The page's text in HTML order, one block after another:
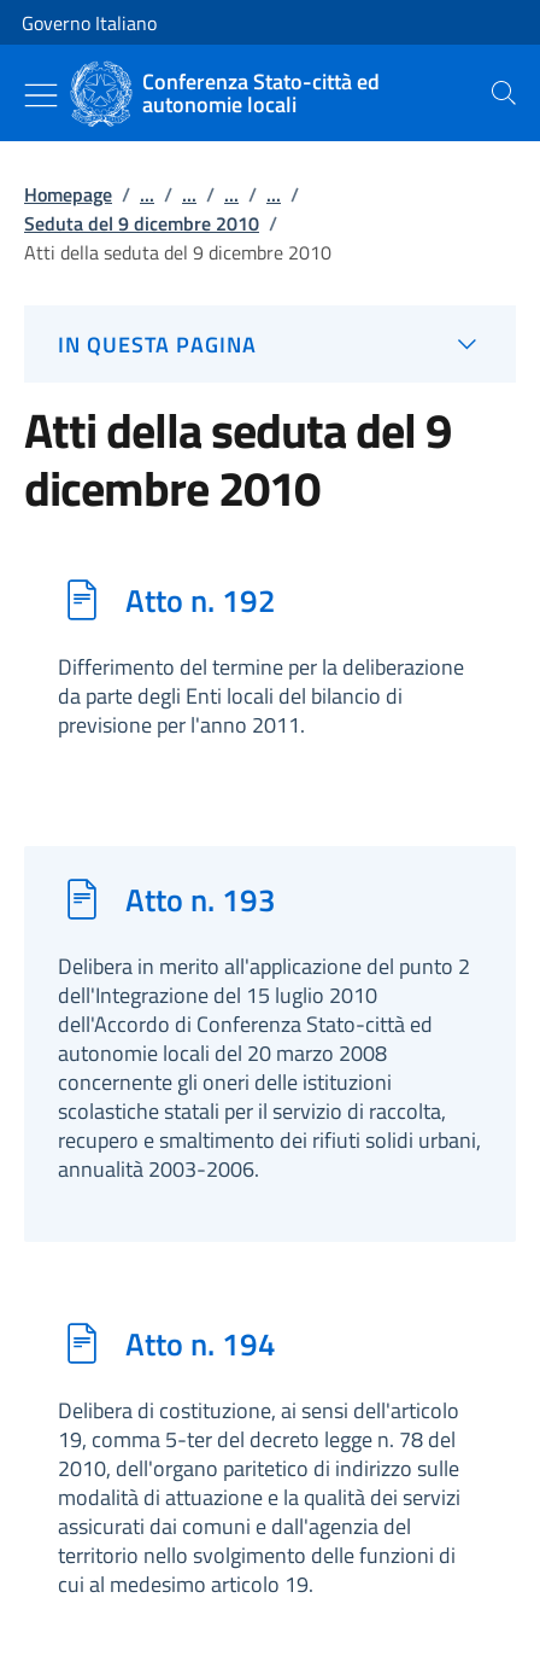
Vai al contenuto
Vai alla navigazione del sito
Governo Italiano
Conferenza Stato-città ed
autonomie locali Cerca
Homepage / ... / ... / ... / ... /
Seduta del 9 dicembre 2010 /
Atti della seduta del 9 dicembre 2010
IN QUESTA PAGINA
Atti della seduta del 9
dicembre 2010
Atto n. 192
Differimento del termine per la deliberazione
da parte degli Enti locali del bilancio di
previsione per l'anno 2011.
Atto n. 193
Delibera in merito all'applicazione del punto 2
dell'Integrazione del 15 luglio 2010
dell'Accordo di Conferenza Stato-città ed
autonomie locali del 20 marzo 2008
concernente gli oneri delle istituzioni
scolastiche statali per il servizio di raccolta,
recupero e smaltimento dei rifiuti solidi urbani,
annualità 2003-2006.
Atto n. 194
Delibera di costituzione, ai sensi dell'articolo
19, comma 5-ter del decreto legge n. 78 del
2010, dell'organo paritetico di indirizzo sulle
modalità di attuazione e la qualità dei servizi
assicurati dai comuni e dall'agenzia del
territorio nello svolgimento delle funzioni di
cui al medesimo articolo 19.